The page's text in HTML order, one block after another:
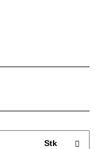
Stk